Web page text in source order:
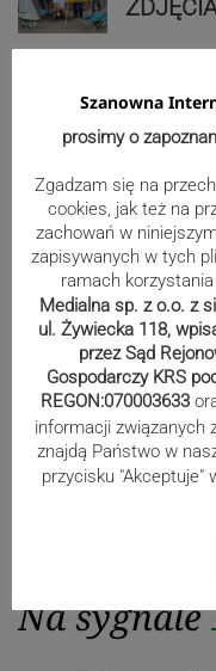
Bracia
punkty.
Reklama
Na sygnale
Szanowna
prosimy o
Zgadzam się na
cookies, jak też na
zachowań w
zapisywanych w tych
ramach
Medialna sp. z o.o. z
ul. Żywiecka 118,
przez Sąd
Gospodarczy KRS
REGON:070003633
informacji związanych
znajdą Państwo w
przycisku "Akceptuje"